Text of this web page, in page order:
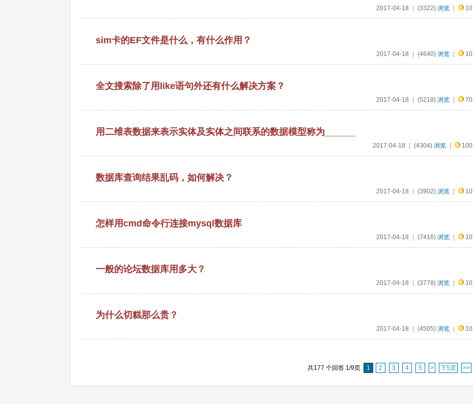
2017-04-18 (3322) 浏览 10
sim卡的EF文件是什么，有什么作用？
2017-04-18 (4640) 浏览 10
全文搜索除了用like语句外还有什么解决方案？
2017-04-18 (5218) 浏览 70
用二维表数据来表示实体及实体之间联系的数据模型称为______
2017-04-18 (4304) 浏览 100
数据库查询结果乱码，如何解决？
2017-04-18 (3902) 浏览 10
怎样用cmd命令行连接mysql数据库
2017-04-18 (7416) 浏览 10
一般的论坛数据库用多大？
2017-04-18 (3778) 浏览 10
为什么切糕那么贵？
2017-04-18 (4505) 浏览 10
共177 个回答 1/9页 1 2 3 4 5 > 下5页 >>